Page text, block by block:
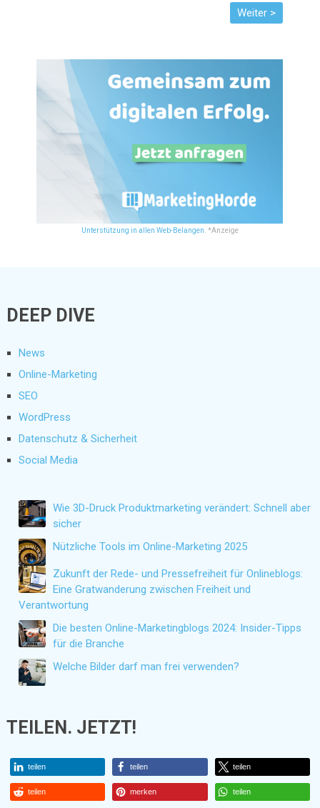
Unterstützung in allen Web-Belangen. *Anzeige
DEEP DIVE
News
Online-Marketing
SEO
WordPress
Datenschutz & Sicherheit
Social Media
Wie 3D-Druck Produktmarketing verändert: Schnell aber
sicher
Nützliche Tools im Online-Marketing 2025
Zukunft der Rede- und Pressefreiheit für Onlineblogs:
Eine Gratwanderung zwischen Freiheit und
Verantwortung
Die besten Online-Marketingblogs 2024: Insider-Tipps
für die Branche
Welche Bilder darf man frei verwenden?
TEILEN. JETZT!
teilen teilen teilen
teilen merken teilen